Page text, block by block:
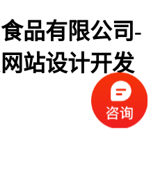
品有限公司-
站设计开发